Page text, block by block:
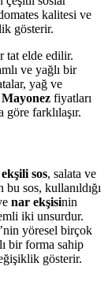
kalitesi ve
gösterir.
tat elde edilir.
ve yağlı bir
yağ ve
Mayonez fiyatları
farklılaşır.
sos, salata ve
sos, kullanıldığı
nar ekşisinin
iki unsurdur.
yöresel birçok
bir forma sahip
gösterir.